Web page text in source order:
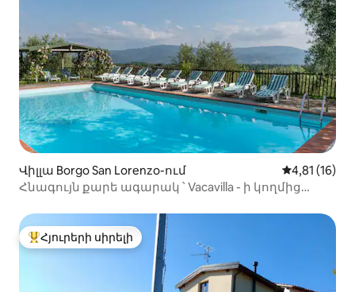
Վիլլա Borgo San Lorenzo-ում Միջին
4,81 (16)
Հնագույն քարե ագարակ ՝ Vacavilla - ի կողմից
Հյուրերի սիրելի լավագույն տները
Հյուրերի սիրելի